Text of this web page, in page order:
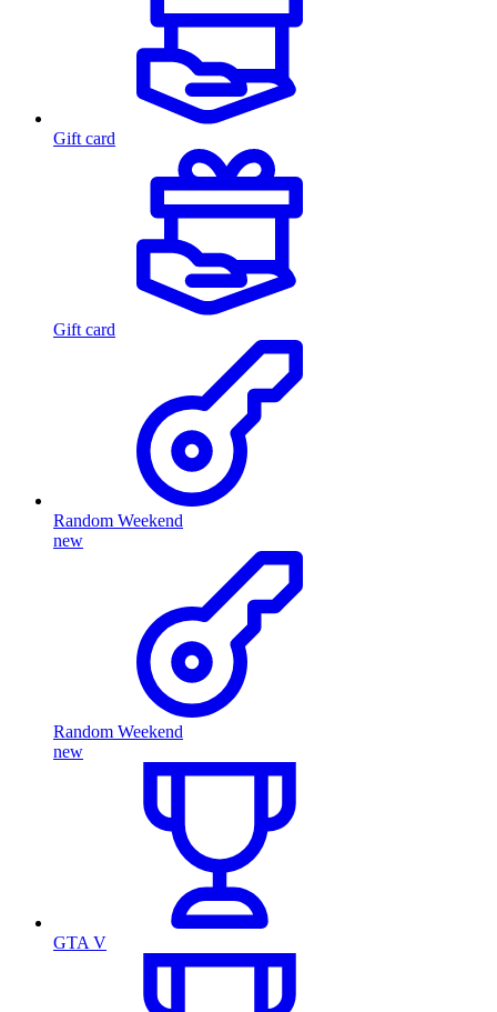
Gift card
Gift card
Random Weekend
new
Random Weekend
new
GTA V